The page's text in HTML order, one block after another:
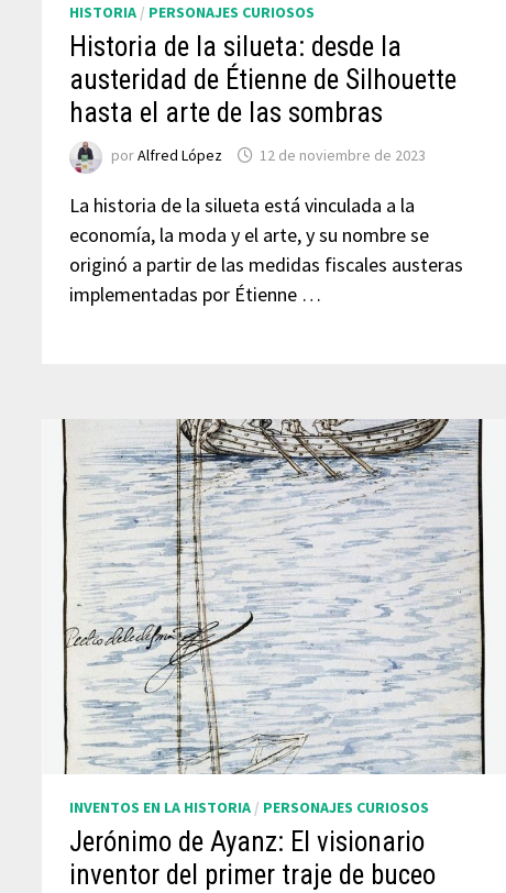
HISTORIA / PERSONAJES CURIOSOS
Historia de la silueta: desde la
austeridad de Étienne de Silhouette
hasta el arte de las sombras
porAlfred López 12 de noviembre de 2023
La historia de la silueta está vinculada a la
economía, la moda y el arte, y su nombre se
originó a partir de las medidas fiscales austeras
implementadas por Étienne …
INVENTOS EN LA HISTORIA / PERSONAJES CURIOSOS
Jerónimo de Ayanz: El visionario
inventor del primer traje de buceo